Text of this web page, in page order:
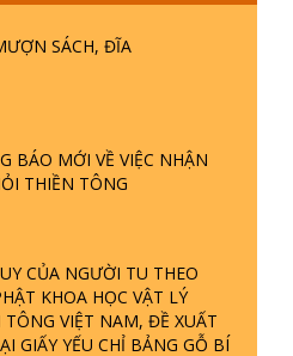
TIN CHÙA THIỀN TÔNG
TÔNG TÂN DIỆU GÓP
GIỮ DI SẢN VĂN HOÁ -
ĐẶC BIỆT P25 - SUỐT 49
KHÔNG NÓI? HỘI LONG